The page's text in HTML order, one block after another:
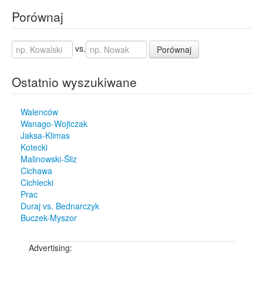
Porównaj
vs. Porównaj
Ostatnio wyszukiwane
Walenców
Wanago-Wojtczak
Jaksa-Klimas
Kotecki
Malinowski-Śliz
Cichawa
Cichlecki
Prac
Duraj vs. Bednarczyk
Buczek-Myszor
Advertising: